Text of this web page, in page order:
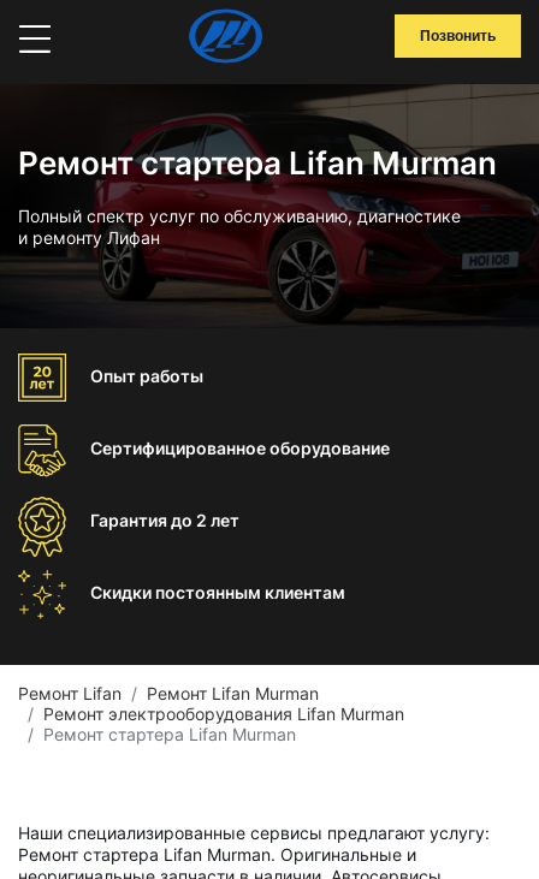
Позвонить
Ремонт стартера Lifan Murman
Полный спектр услуг по обслуживанию, диагностике
и ремонту Лифан
Опыт работы
Сертифицированноеоборудование
Гарантиядо 2 лет
Скидки постоянным клиентам
Ремонт Lifan
Ремонт Lifan Murman
Ремонт электрооборудования Lifan Murman
Ремонт стартера Lifan Murman
Наши специализированные сервисы предлагают услугу:
Ремонт стартера Lifan Murman. Оригинальные и